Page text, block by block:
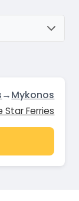
→Mykonos
Star Ferries